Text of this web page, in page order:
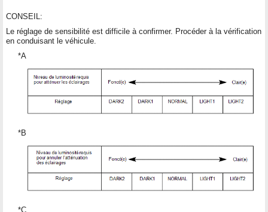
CONSEIL:
Le réglage de sensibilité est difficile à confirmer. Procéder à la vérification
en conduisant le véhicule.
*A
*B
*C